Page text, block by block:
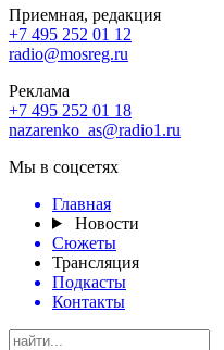
Приемная, редакция
+7 495 252 01 12
radio@mosreg.ru
Реклама
+7 495 252 01 18
nazarenko_as@radio1.ru
Мы в соцсетях
Главная
Новости
Сюжеты
Трансляция
Подкасты
Контакты